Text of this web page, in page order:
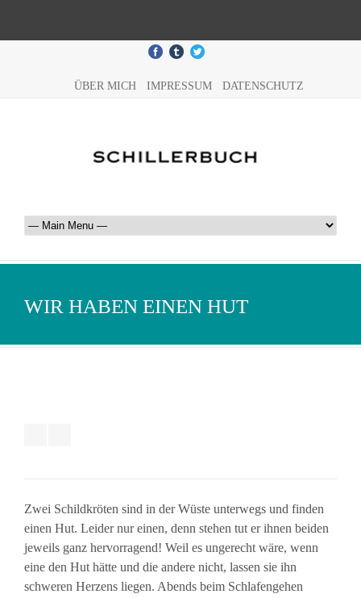
ÜBER MICH IMPRESSUM DATENSCHUTZ
WIR HABEN EINEN HUT
Zwei Schildkröten sind in der Wüste unterwegs und finden
einen Hut. Leider nur einen, denn stehen tut er ihnen beiden
jeweils ganz hervorragend! Weil es ungerecht wäre, wenn
eine den Hut hätte und die andere nicht, lassen sie ihn
schweren Herzens liegen. Abends beim Schlafengehen